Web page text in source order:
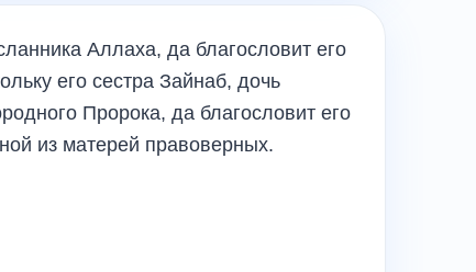
Аллаха, да благословит его
его сестра Зайнаб, дочь
Пророка, да благословит его
из матерей правоверных.